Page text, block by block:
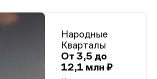
Народные
Кварталы
От 3,5 до
12,1 млн ₽